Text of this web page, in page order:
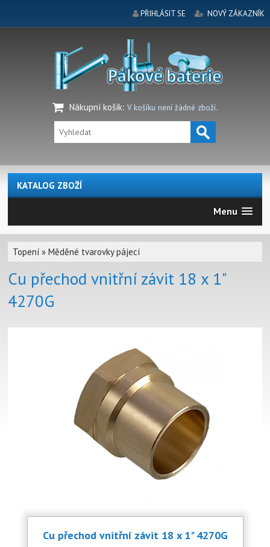
PŘIHLÁSIT SE NOVÝ ZÁKAZNÍK
Nákupní košík: V košíku není žádné zboží.
KATALOG ZBOŽÍ
Menu
Topení »Měděné tvarovky pájecí
Cu přechod vnitřní závit 18 x 1"
4270G
Cu přechod vnitřní závit 18 x 1" 4270G